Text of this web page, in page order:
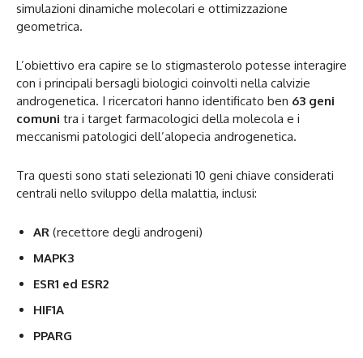
simulazioni dinamiche molecolari e ottimizzazione
geometrica.
L’obiettivo era capire se lo stigmasterolo potesse interagire
con i principali bersagli biologici coinvolti nella calvizie
androgenetica. I ricercatori hanno identificato ben 63 geni
comuni tra i target farmacologici della molecola e i
meccanismi patologici dell’alopecia androgenetica.
Tra questi sono stati selezionati 10 geni chiave considerati
centrali nello sviluppo della malattia, inclusi:
AR (recettore degli androgeni)
MAPK3
ESR1 ed ESR2
HIF1A
PPARG